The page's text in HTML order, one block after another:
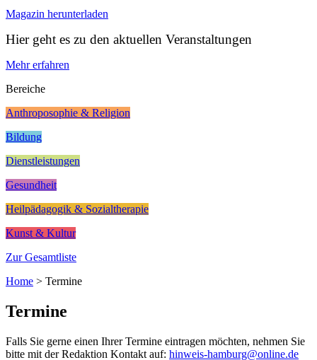
Magazin herunterladen
Hier geht es zu den aktuellen Veranstaltungen
Mehr erfahren
Bereiche
Anthroposophie & Religion
Bildung
Dienstleistungen
Gesundheit
Heilpädagogik & Sozialtherapie
Kunst & Kultur
Zur Gesamtliste
Home > Termine
Termine
Falls Sie gerne einen Ihrer Termine eintragen möchten, nehmen Sie
bitte mit der Redaktion Kontakt auf: hinweis-hamburg@online.de